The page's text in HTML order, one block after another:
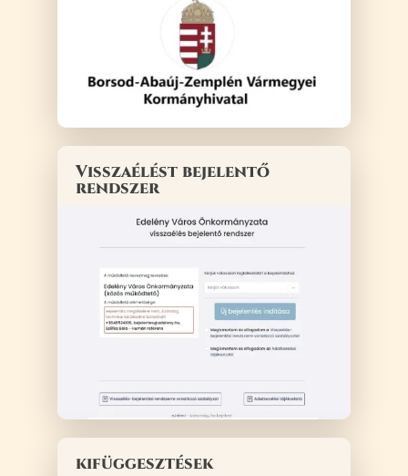
Visszaélést bejelentő
rendszer
kifüggesztések